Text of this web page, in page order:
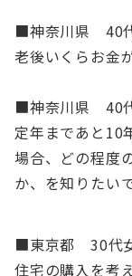
■神奈川県 40
老後いくらお金
■神奈川県 40
定年まであと10
場合、どの程度
か、を知りたいで
■東京都 30代
住宅の購入を考